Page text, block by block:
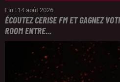
Fin : 14 août 2026
ÉCOUTEZ CERISE FM ET GAGNEZ
ROOM ENTRE...